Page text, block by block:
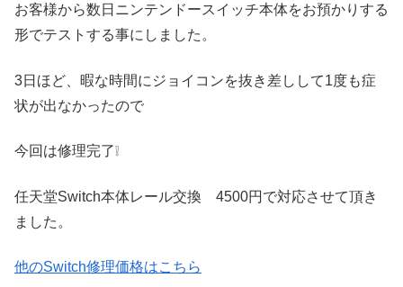
お客様から数日ニンテンドースイッチ本体をお預かりする
形でテストする事にしました。
3日ほど、暇な時間にジョイコンを抜き差しして1度も症
状が出なかったので
今回は修理完了❕
任天堂Switch本体レール交換 4500円で対応させて頂き
ました。
他のSwitch修理価格はこちら